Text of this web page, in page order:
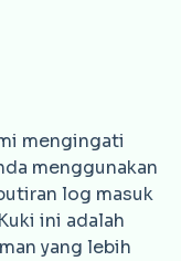
mengingati
menggunakan
log masuk
ini adalah
yang lebih